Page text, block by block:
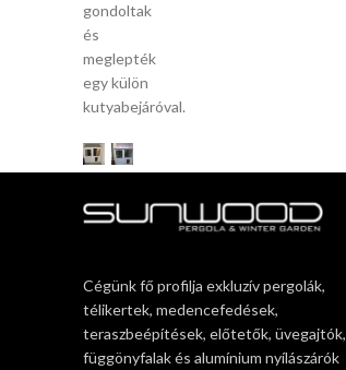
gondoltak
és
meglepték
egy külön
kutyabejáróval.
Cégünk fő profilja exkluzív pergolák,
télikertek, medencefedések,
teraszbeépítések, előtetők, üvegajtók,
függönyfalak és alumínium nyílászárók